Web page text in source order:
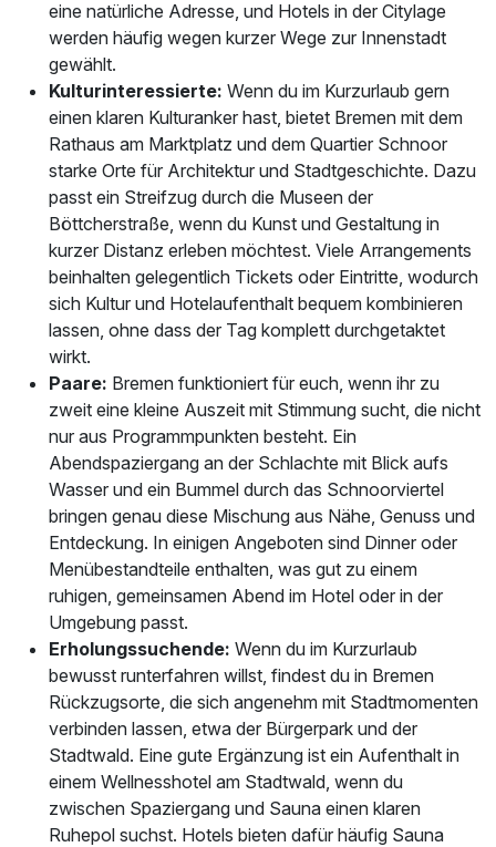
eine natürliche Adresse, und Hotels in der Citylage
werden häufig wegen kurzer Wege zur Innenstadt
gewählt.
Kulturinteressierte: Wenn du im Kurzurlaub gern
einen klaren Kulturanker hast, bietet Bremen mit dem
Rathaus am Marktplatz und dem Quartier Schnoor
starke Orte für Architektur und Stadtgeschichte. Dazu
passt ein Streifzug durch die Museen der
Böttcherstraße, wenn du Kunst und Gestaltung in
kurzer Distanz erleben möchtest. Viele Arrangements
beinhalten gelegentlich Tickets oder Eintritte, wodurch
sich Kultur und Hotelaufenthalt bequem kombinieren
lassen, ohne dass der Tag komplett durchgetaktet
wirkt.
Paare: Bremen funktioniert für euch, wenn ihr zu
zweit eine kleine Auszeit mit Stimmung sucht, die nicht
nur aus Programmpunkten besteht. Ein
Abendspaziergang an der Schlachte mit Blick aufs
Wasser und ein Bummel durch das Schnoorviertel
bringen genau diese Mischung aus Nähe, Genuss und
Entdeckung. In einigen Angeboten sind Dinner oder
Menübestandteile enthalten, was gut zu einem
ruhigen, gemeinsamen Abend im Hotel oder in der
Umgebung passt.
Erholungssuchende: Wenn du im Kurzurlaub
bewusst runterfahren willst, findest du in Bremen
Rückzugsorte, die sich angenehm mit Stadtmomenten
verbinden lassen, etwa der Bürgerpark und der
Stadtwald. Eine gute Ergänzung ist ein Aufenthalt in
einem Wellnesshotel am Stadtwald, wenn du
zwischen Spaziergang und Sauna einen klaren
Ruhepol suchst. Hotels bieten dafür häufig Sauna